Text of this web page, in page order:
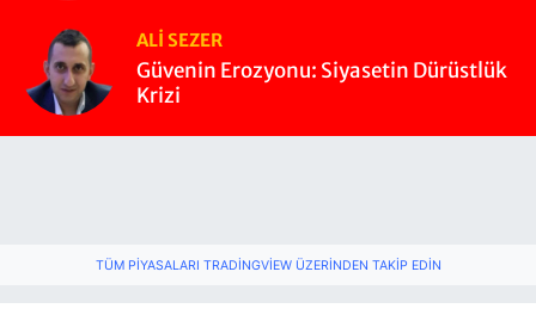
ALI SEZER
Güvenin Erozyonu: Siyasetin Dürüstlük
Krizi
TÜM PIYASALARI TRADINGVIEW ÜZERINDEN TAKIP EDIN